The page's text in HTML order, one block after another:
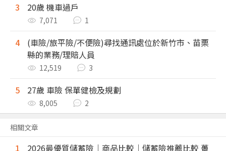
3 20歲 機車過戶
7,071 1
4
(車險/旅平險/不便險)尋找通訊處位於新竹市、苗栗
縣的業務/理賠人員
12,519 3
5 27歲 車險 保單健檢及規劃
8,005 2
相關文章
1
2026最優質儲蓄險｜商品比較｜儲蓄險推薦比較 躉